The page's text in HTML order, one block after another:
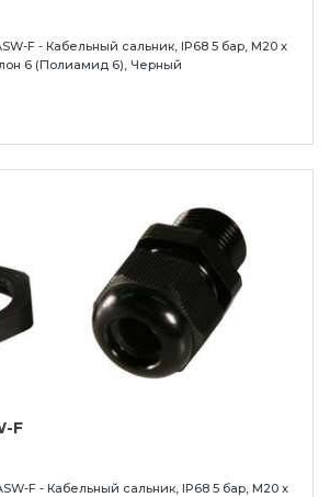
F - Кабельный сальник, IP68 5 бар, M20 x
6 (Полиамид 6), Черный
F
F - Кабельный сальник, IP68 5 бар, M20 x